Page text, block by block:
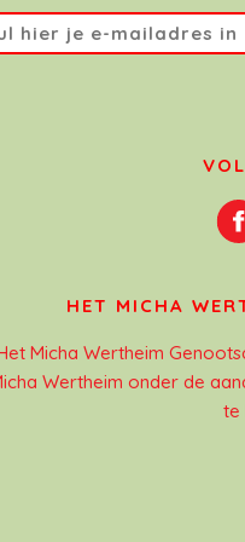
HET MICHA
Micha Wertheim
Wertheim onder de
te